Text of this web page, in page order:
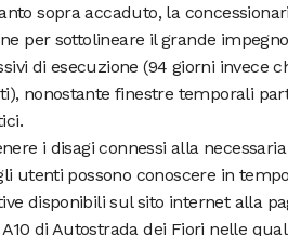
sopra accaduto, la
per sottolineare il grande
di esecuzione (94 giorni invece
nonostante finestre temporali
i disagi connessi alla
utenti possono conoscere in
disponibili sul sito internet alla
A10 di Autostrada dei Fiori nelle